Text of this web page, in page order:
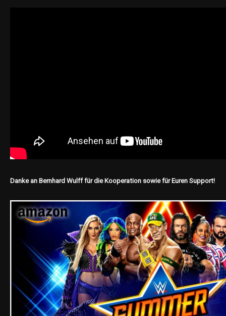
Danke an Bernhard Wulff für die Kooperation sowie für Euren Support!